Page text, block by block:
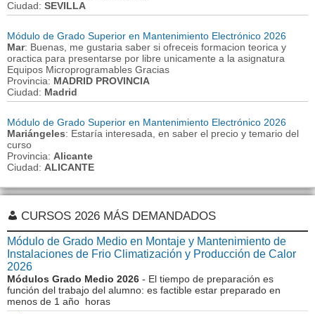
Ciudad: SEVILLA
Módulo de Grado Superior en Mantenimiento Electrónico 2026
Mar: Buenas, me gustaria saber si ofreceis formacion teorica y
oractica para presentarse por libre unicamente a la asignatura
Equipos Microprogramables Gracias
Provincia: MADRID PROVINCIA
Ciudad: Madrid
Módulo de Grado Superior en Mantenimiento Electrónico 2026
Mariángeles: Estaría interesada, en saber el precio y temario del
curso
Provincia: Alicante
Ciudad: ALICANTE
CURSOS 2026 MÁS DEMANDADOS
Módulo de Grado Medio en Montaje y Mantenimiento de
Instalaciones de Frio Climatización y Producción de Calor
2026
Módulos Grado Medio 2026 - El tiempo de preparación es
función del trabajo del alumno: es factible estar preparado en
menos de 1 año horas